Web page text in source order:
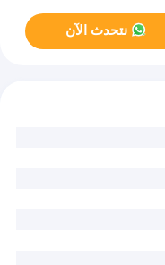
نتحدث الآن